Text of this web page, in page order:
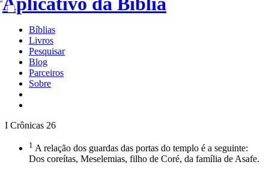
Bíblias
Livros
Pesquisar
Blog
Parceiros
Sobre
I Crônicas 26
1 A relação dos guardas das portas do templo é a seguinte:
Dos coreítas, Meselemias, filho de Coré, da família de Asafe.